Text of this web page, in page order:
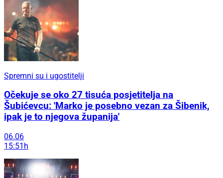
Spremni su i ugostitelji
Očekuje se oko 27 tisuća posjetitelja na
Šubićevcu: 'Marko je posebno vezan za Šibenik,
ipak je to njegova županija'
06.06
15:51h